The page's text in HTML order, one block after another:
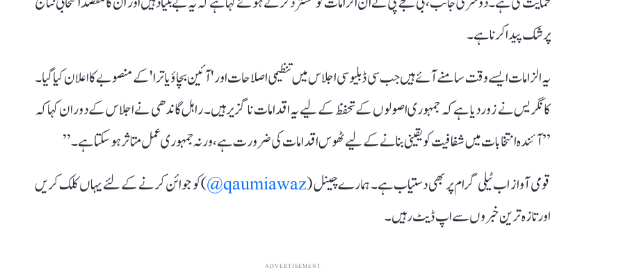
پر شک پیدا کرنا ہے۔
یہ الزامات ایسے وقت سامنے آئے ہیں جب سی ڈبلیو سی اجلاس میں تنظیمی اصلاحات اور 'آئین بچاؤ یاترا' کے منصوبے کا اعلان کیا گیا۔
کانگریس نے زور دیا ہے کہ جمہوری اصولوں کے تحفظ کے لیے یہ اقدامات ناگزیر ہیں۔ راہل گاندھی نے اجلاس کے دوران کہا کہ
’’آئندہ انتخابات میں شفافیت کو یقینی بنانے کے لیے ٹھوس اقدامات کی ضرورت ہے، ورنہ جمہوری عمل متاثر ہو سکتا ہے۔’’
قومی آواز اب ٹیلی گرام پر بھی دستیاب ہے۔ ہمارے چینل (qaumiawaz@
) کو جوائن کرنے کے لئے یہاں کلک کریں
اور تازہ ترین خبروں سے اپ ڈیٹ رہیں۔
ADVERTISEMENT